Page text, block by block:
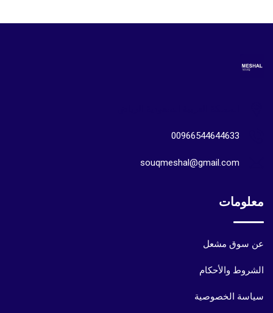
00966544644633
souqmeshal@gmail.com
معلومات
عن سوق مشعل
الشروط والأحكام
سياسة الخصوصية